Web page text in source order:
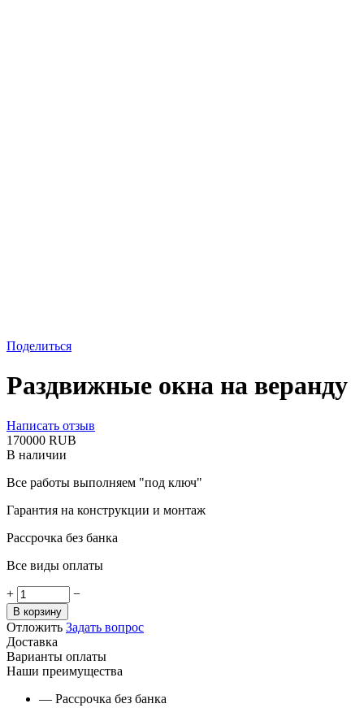
Поделиться
Раздвижные окна на веранду
Написать отзыв
‍170000‍ RUB
В наличии
Все работы выполняем "под ключ"
Гарантия на конструкции и монтаж
Рассрочка без банка
Все виды оплаты
+ −
В корзину
Отложить Задать вопрос
Доставка
Варианты оплаты
Наши преимущества
— Рассрочка без банка